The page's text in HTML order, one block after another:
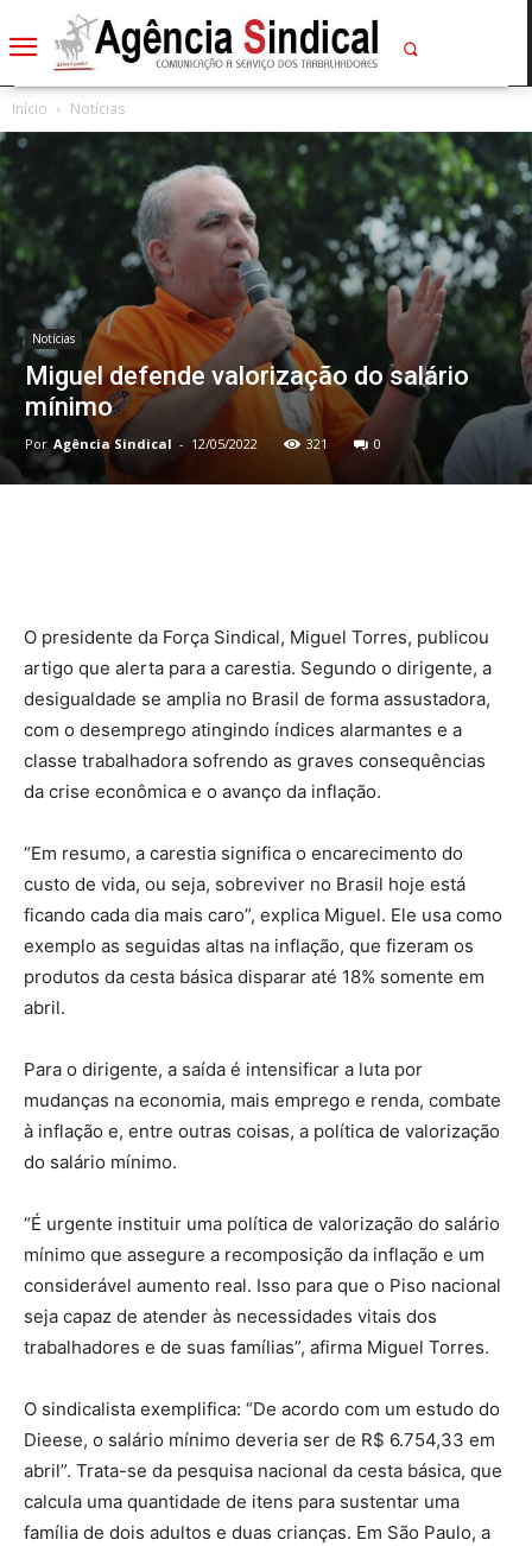
Início Notícias
Notícias
Miguel defende valorização do salário
mínimo
Por Agência Sindical - 12/05/2022 321 0
O presidente da Força Sindical, Miguel Torres, publicou
artigo que alerta para a carestia. Segundo o dirigente, a
desigualdade se amplia no Brasil de forma assustadora,
com o desemprego atingindo índices alarmantes e a
classe trabalhadora sofrendo as graves consequências
da crise econômica e o avanço da inflação.
“Em resumo, a carestia significa o encarecimento do
custo de vida, ou seja, sobreviver no Brasil hoje está
ficando cada dia mais caro”, explica Miguel. Ele usa como
exemplo as seguidas altas na inflação, que fizeram os
produtos da cesta básica disparar até 18% somente em
abril.
Para o dirigente, a saída é intensificar a luta por
mudanças na economia, mais emprego e renda, combate
à inflação e, entre outras coisas, a política de valorização
do salário mínimo.
“É urgente instituir uma política de valorização do salário
mínimo que assegure a recomposição da inflação e um
considerável aumento real. Isso para que o Piso nacional
seja capaz de atender às necessidades vitais dos
trabalhadores e de suas famílias”, afirma Miguel Torres.
O sindicalista exemplifica: “De acordo com um estudo do
Dieese, o salário mínimo deveria ser de R$ 6.754,33 em
abril”. Trata-se da pesquisa nacional da cesta básica, que
calcula uma quantidade de itens para sustentar uma
família de dois adultos e duas crianças. Em São Paulo, a